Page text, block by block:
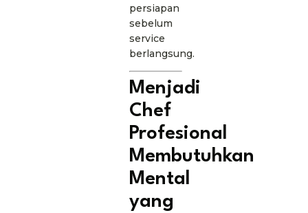
persiapan
sebelum
service
berlangsung.
Menjadi
Chef
Profesional
Membutuhkan
Mental
yang